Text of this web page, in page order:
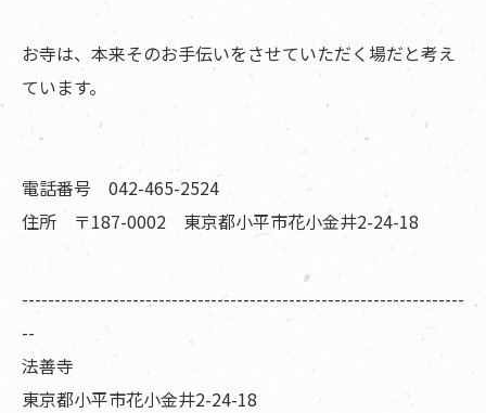
お寺は、本来そのお手伝いをさせていただく場だと考え
ています。
電話番号 042-465-2524
住所 〒187-0002 東京都小平市花小金井2-24-18
--------------------------------------------------------------------
--
法善寺
東京都小平市花小金井2-24-18